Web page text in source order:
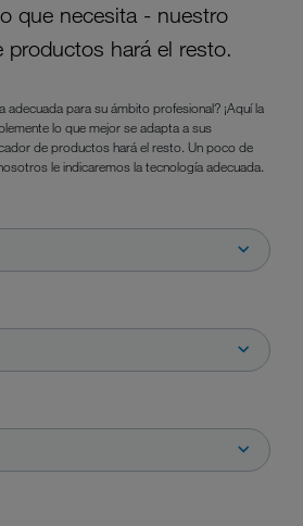
que necesita - nuestro
productos hará el resto.
adecuada para su ámbito profesional? ¡Aquí la
lo que mejor se adapta a sus
de productos hará el resto. Un poco de
le indicaremos la tecnología adecuada.